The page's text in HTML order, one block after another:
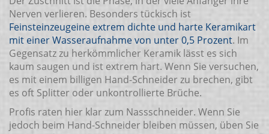
Nerven verlieren. Besonders tückisch ist
Feinsteinzeugeine extrem dichte und harte Keramikart
mit einer Wasseraufnahme von unter 0,5 Prozent. Im
Gegensatz zu herkömmlicher Keramik lässt es sich
kaum saugen und ist extrem hart. Wenn Sie versuchen,
es mit einem billigen Hand-Schneider zu brechen, gibt
es oft Splitter oder unkontrollierte Brüche.
Profis raten hier klar zum Nassschneider. Wenn Sie
jedoch beim Hand-Schneider bleiben müssen, üben Sie